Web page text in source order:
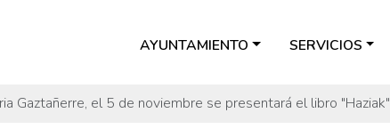
AYUNTAMIENTO SERVICIOS
Gaztañerre, el 5 de noviembre se presentará el libro "Haziak"